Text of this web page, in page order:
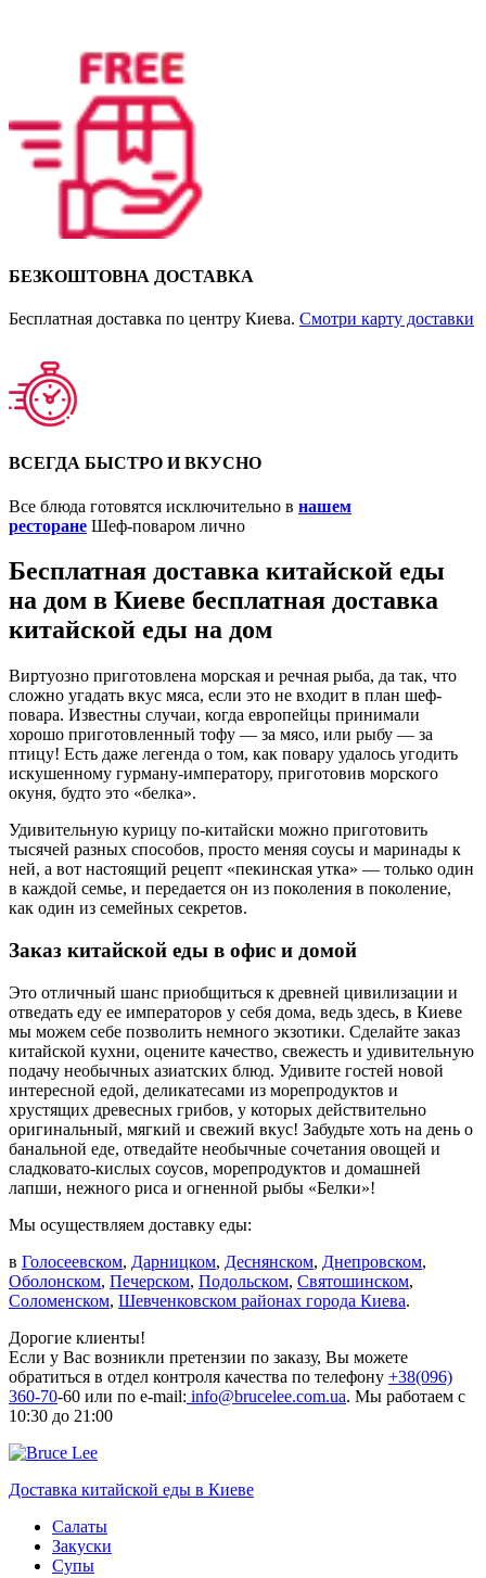
БЕЗКОШТОВНА ДОСТАВКА
Бесплатная доставка по центру Киева. Смотри карту доставки
ВСЕГДА БЫСТРО И ВКУСНО
Все блюда готовятся исключительно в нашем
ресторане Шеф-поваром лично
Бесплатная доставка китайской еды
на дом в Киеве бесплатная доставка
китайской еды на дом
Виртуозно приготовлена морская и речная рыба, да так, что
сложно угадать вкус мяса, если это не входит в план шеф-
повара. Известны случаи, когда европейцы принимали
хорошо приготовленный тофу — за мясо, или рыбу — за
птицу! Есть даже легенда о том, как повару удалось угодить
искушенному гурману-императору, приготовив морского
окуня, будто это «белка».
Удивительную курицу по-китайски можно приготовить
тысячей разных способов, просто меняя соусы и маринады к
ней, а вот настоящий рецепт «пекинская утка» — только один
в каждой семье, и передается он из поколения в поколение,
как один из семейных секретов.
Заказ китайской еды в офис и домой
Это отличный шанс приобщиться к древней цивилизации и
отведать еду ее императоров у себя дома, ведь здесь, в Киеве
мы можем себе позволить немного экзотики. Сделайте заказ
китайской кухни, оцените качество, свежесть и удивительную
подачу необычных азиатских блюд. Удивите гостей новой
интересной едой, деликатесами из морепродуктов и
хрустящих древесных грибов, у которых действительно
оригинальный, мягкий и свежий вкус! Забудьте хоть на день о
банальной еде, отведайте необычные сочетания овощей и
сладковато-кислых соусов, морепродуктов и домашней
лапши, нежного риса и огненной рыбы «Белки»!
Мы осуществляем доставку еды:
в Голосеевском, Дарницком, Деснянском, Днепровском,
Оболонском, Печерском, Подольском, Святошинском,
Соломенском, Шевченковском районах города Киева.
Дорогие клиенты!
Если у Вас возникли претензии по заказу, Вы можете
обратиться в отдел контроля качества по телефону +38(096)
360-70-60 или по e-mail: info@brucelee.com.ua. Мы работаем с
10:30 до 21:00
Доставка китайской еды в Киеве
Салаты
Закуски
Супы